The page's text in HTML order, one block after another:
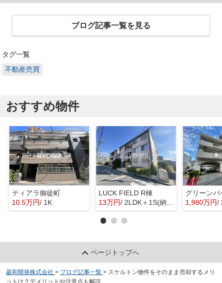
ブログ記事一覧を見る
タグ一覧
不動産売買
おすすめ物件
ティアラ御徒町
10.5万円/ 1K
LUCK FIELD R棟
13万円/ 2LDK＋1S(納戸)
グリーン
1,980万円/
ページトップへ
菱和開発株式会社 > ブログ記事一覧 > スケルトン物件をそのまま売却するメリ
ットは？デメリットや注意点も解説